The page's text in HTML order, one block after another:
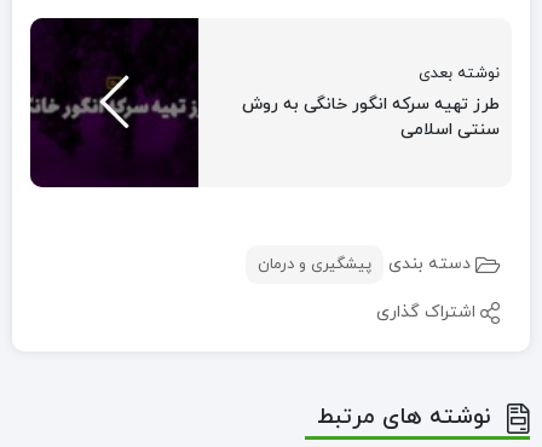
نوشته بعدی
طرز تهیه سرکه انگور خانگی به روش
سنتی اسلامی
دسته بندی پیشگیری و درمان
اشتراک گذاری
نوشته های مرتبط